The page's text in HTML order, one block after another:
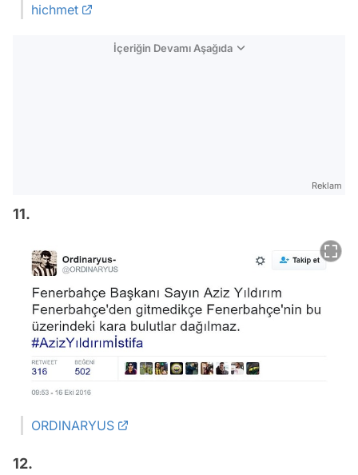
hichmet
İçeriğin Devamı Aşağıda
Reklam
11.
ORDlNARYUS
12.